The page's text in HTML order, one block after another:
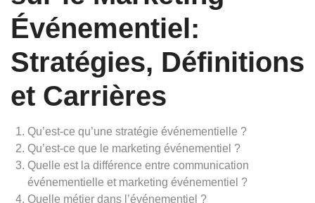
Événementiel:
Stratégies, Définitions
et Carrières
Qu’est-ce qu’une stratégie événementielle ?
Qu’est-ce que le marketing événementiel ?
Quelle est la différence entre communication
événementielle et marketing événementiel ?
Quelle métier dans l’événementiel ?